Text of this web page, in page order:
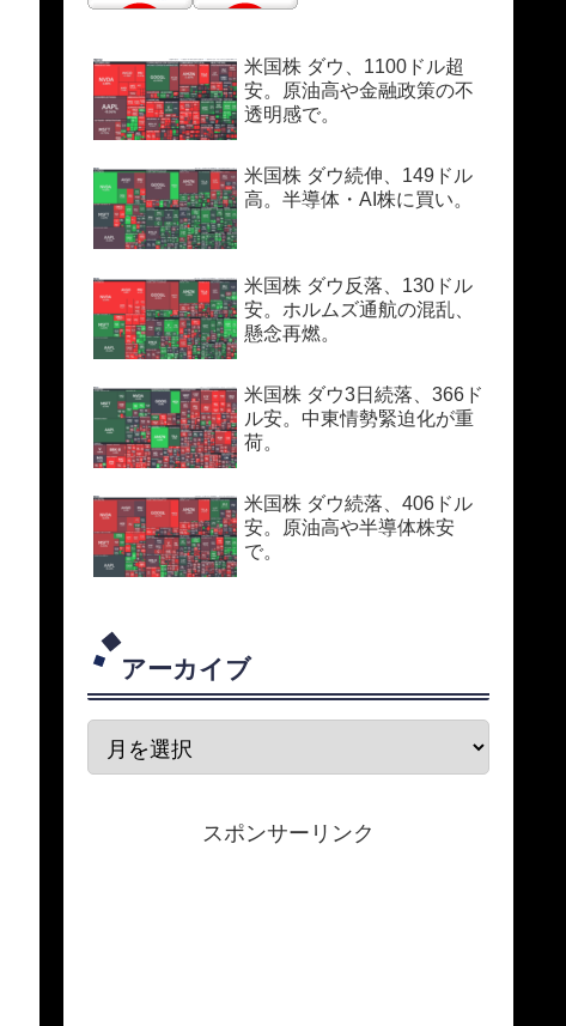
米国株 ダウ、1100ドル超
安。原油高や金融政策の不
透明感で。
米国株 ダウ続伸、149ドル
高。半導体・AI株に買い。
米国株 ダウ反落、130ドル
安。ホルムズ通航の混乱、
懸念再燃。
米国株 ダウ3日続落、366ド
ル安。中東情勢緊迫化が重
荷。
米国株 ダウ続落、406ドル
安。原油高や半導体株安
で。
アーカイブ
スポンサーリンク